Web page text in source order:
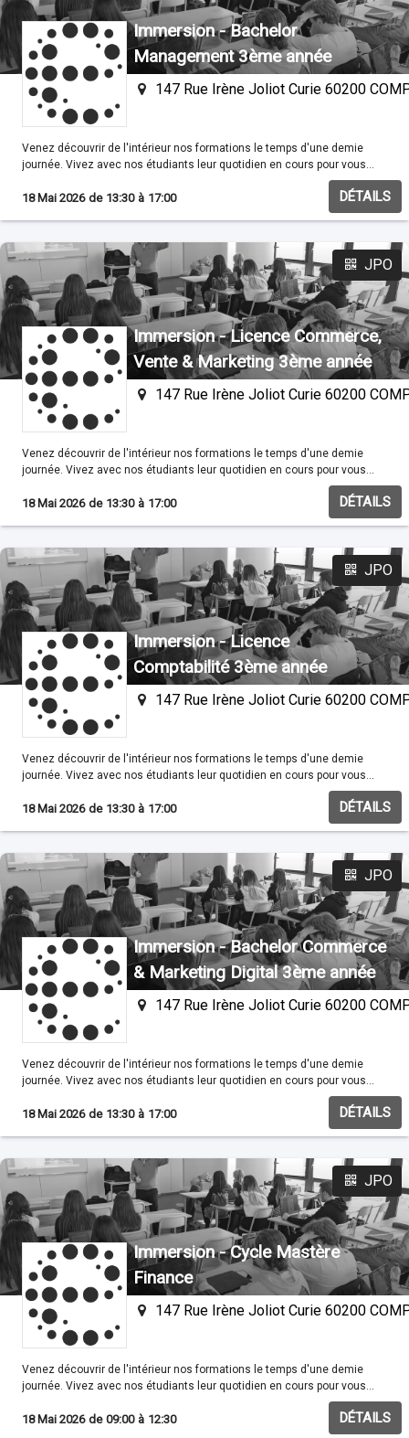
Immersion - Bachelor
Management 3ème année
147 Rue Irène Joliot Curie 60200
Venez découvrir de l'intérieur nos formations le temps d'une demie
journée. Vivez avec nos étudiants leur quotidien en cours pour vous
18 Mai 2026 de 13:30 à 17:00 DÉTAILS
JPO
Immersion - Licence Commerce,
Vente & Marketing 3ème année
147 Rue Irène Joliot Curie 60200
Venez découvrir de l'intérieur nos formations le temps d'une demie
journée. Vivez avec nos étudiants leur quotidien en cours pour vous
18 Mai 2026 de 13:30 à 17:00 DÉTAILS
JPO
Immersion - Licence
Comptabilité 3ème année
147 Rue Irène Joliot Curie 60200
Venez découvrir de l'intérieur nos formations le temps d'une demie
journée. Vivez avec nos étudiants leur quotidien en cours pour vous
18 Mai 2026 de 13:30 à 17:00 DÉTAILS
JPO
Immersion - Bachelor Commerce
& Marketing Digital 3ème année
147 Rue Irène Joliot Curie 60200
Venez découvrir de l'intérieur nos formations le temps d'une demie
journée. Vivez avec nos étudiants leur quotidien en cours pour vous
18 Mai 2026 de 13:30 à 17:00 DÉTAILS
JPO
Immersion - Cycle Mastère
Finance
147 Rue Irène Joliot Curie 60200
Venez découvrir de l'intérieur nos formations le temps d'une demie
journée. Vivez avec nos étudiants leur quotidien en cours pour vous
18 Mai 2026 de 09:00 à 12:30 DÉTAILS